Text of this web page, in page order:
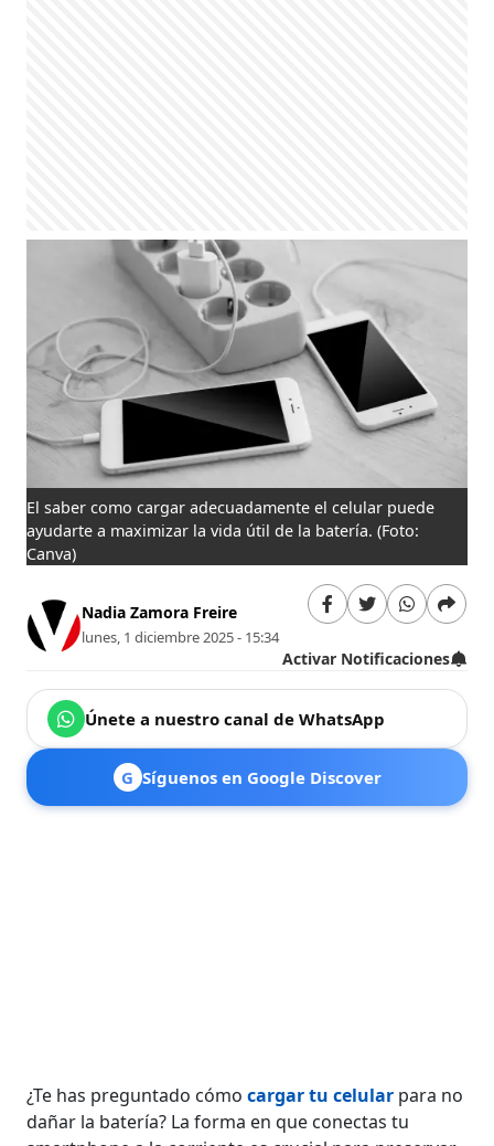
El saber como cargar adecuadamente el celular puede
ayudarte a maximizar la vida útil de la batería. (Foto:
Canva)
Nadia Zamora Freire
lunes, 1 diciembre 2025 - 15:34
Activar Notificaciones
Únete a nuestro canal de WhatsApp
G Síguenos en Google Discover
¿Te has preguntado cómocargar tu celular para no
dañar la batería? La forma en que conectas tu